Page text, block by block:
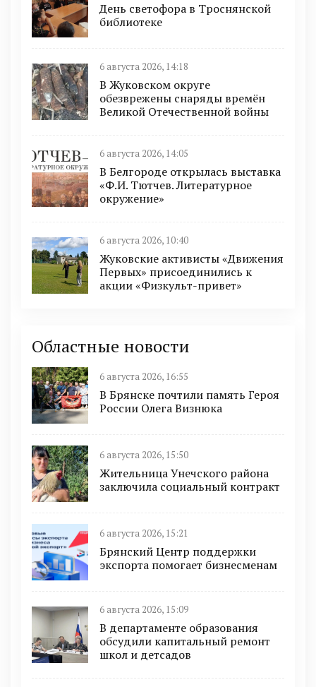
День светофора в Троснянской
библиотеке
6 августа 2026, 14:18
В Жуковском округе
обезврежены снаряды времён
Великой Отечественной войны
6 августа 2026, 14:05
В Белгороде открылась выставка
«Ф.И. Тютчев. Литературное
окружение»
6 августа 2026, 10:40
Жуковские активисты «Движения
Первых» присоединились к
акции «Физкульт-привет»
Областные новости
6 августа 2026, 16:55
В Брянске почтили память Героя
России Олега Визнюка
6 августа 2026, 15:50
Жительница Унечского района
заключила социальный контракт
6 августа 2026, 15:21
Брянский Центр поддержки
экспорта помогает бизнесменам
6 августа 2026, 15:09
В департаменте образования
обсудили капитальный ремонт
школ и детсадов